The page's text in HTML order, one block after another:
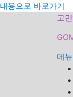
내용으로 바로가기
고
메뉴